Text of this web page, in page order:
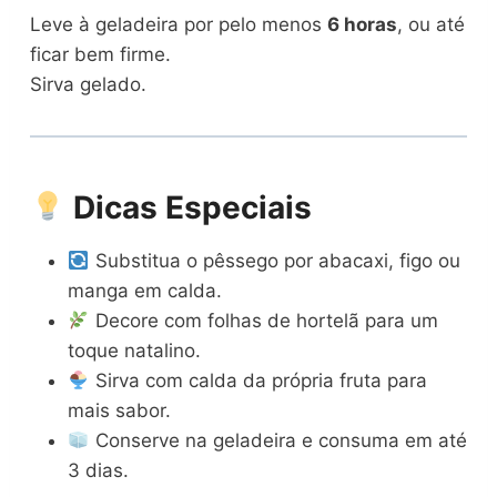
Leve à geladeira por pelo menos6 horas, ou até
ficar bem firme.
Sirva gelado.
Dicas Especiais
Substitua o pêssego por abacaxi, figo ou
manga em calda.
Decore com folhas de hortelã para um
toque natalino.
Sirva com calda da própria fruta para
mais sabor.
Conserve na geladeira e consuma em até
3 dias.